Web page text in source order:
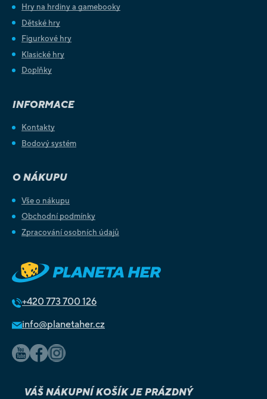
Hry na hrdiny a gamebooky
Dětské hry
Figurkové hry
Klasické hry
Doplňky
INFORMACE
Kontakty
Bodový systém
O NÁKUPU
Vše o nákupu
Obchodní podmínky
Zpracování osobních údajů
+420 773 700 126
info@planetaher.cz
VÁŠ NÁKUPNÍ KOŠÍK JE PRÁZDNÝ